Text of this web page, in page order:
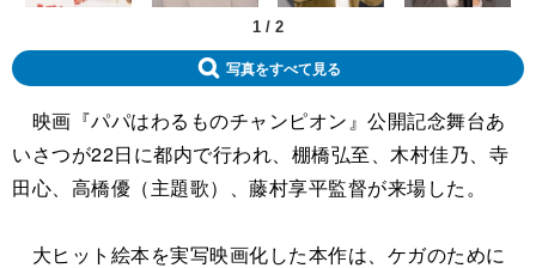
1 / 2
写真をすべて見る
映画『パパはわるものチャンピオン』公開記念舞台あ
いさつが22日に都内で行われ、棚橋弘至、木村佳乃、寺
田心、高橋優（主題歌）、藤村享平監督が来場した。
大ヒット絵本を実写映画化した本作は、ケガのために